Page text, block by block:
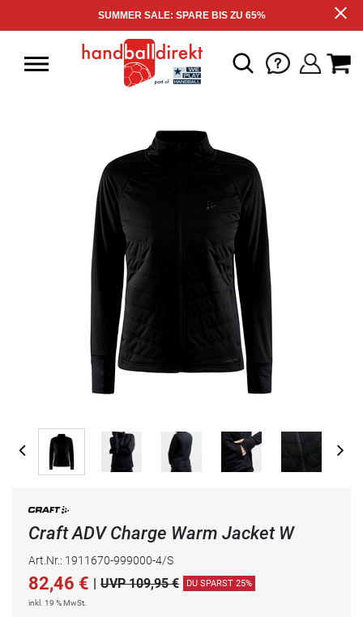
SUMMER SALE: SPARE BIS ZU 65%
Craft ADV Charge Warm Jacket W
Art.Nr.: 1911670-999000-4/S
82,46 € | UVP 109,95 € DU SPARST 25%
inkl. 19 % MwSt.